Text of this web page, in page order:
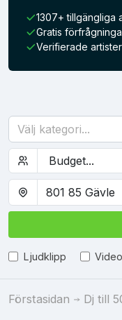
1307+ tillgängliga
Gratis
Verifierade artister
Välj kategori...
Ljudklipp
Förstasidan Dj till